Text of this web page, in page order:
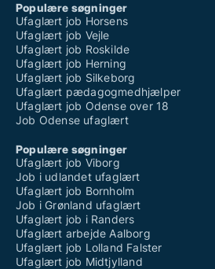
Populære søgninger
Ufaglært job Horsens
Ufaglært job Vejle
Ufaglært job Roskilde
Ufaglært job Herning
Ufaglært job Silkeborg
Ufaglært pædagogmedhjælper
Ufaglært job Odense over 18
Job Odense ufaglært
Populære søgninger
Ufaglært job Viborg
Job i udlandet ufaglært
Ufaglært job Bornholm
Job i Grønland ufaglært
Ufaglært job i Randers
Ufaglært arbejde Aalborg
Ufaglært job Lolland Falster
Ufaglært job Midtjylland